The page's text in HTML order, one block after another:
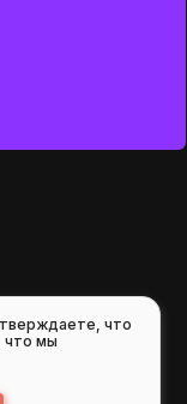
что
что мы